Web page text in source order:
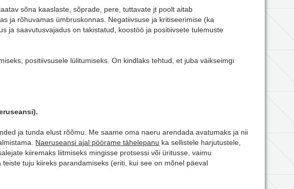
sõna kaaslaste, sõprade, pere, tuttavate jt poolt aitab
ja rõhuvamas ümbruskonnas. Negatiivsuse ja kritiseerimise (ka
ja saavutusvajadus on takistatud, koostöö ja positiivsete tulemuste
positiivsusele lülitumiseks. On kindlaks tehtud, et juba väikseimgi
ja tunda elust rõõmu. Me saame oma naeru arendada avatumaks ja nii
Naeruseansi ajal pöörame tähelepanu ka sellistele harjutustele,
kiiremaks liitmiseks mingisse protsessi või üritusse, vaimu
tuju kiireks parandamiseks (eriti, kui see on mõnel päeval